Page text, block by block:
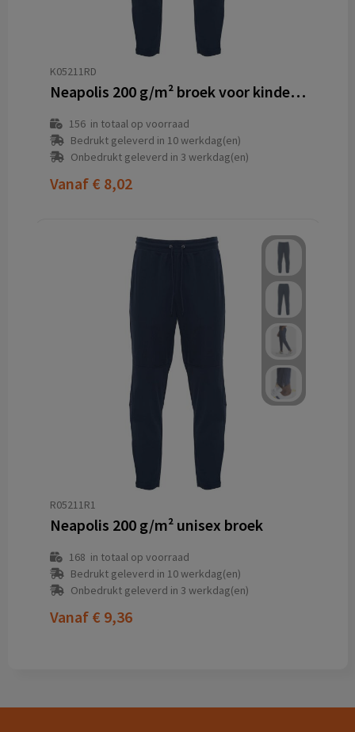
K05211RD
Neapolis 200 g/m² broek voor kinderen
156in totaal op voorraad
Bedrukt geleverd in 10 werkdag(en)
Onbedrukt geleverd in 3 werkdag(en)
Vanaf € 8,02
R05211R1
Neapolis 200 g/m² unisex broek
168 in totaal op voorraad
Bedrukt geleverd in 10 werkdag(en)
Onbedrukt geleverd in 3 werkdag(en)
Vanaf € 9,36